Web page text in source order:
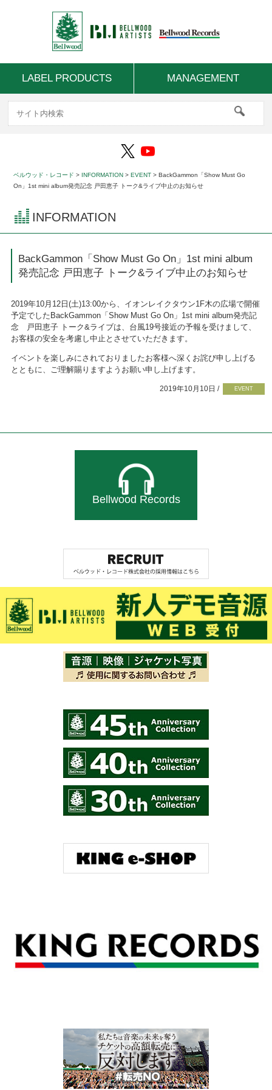
LABEL PRODUCTS MANAGEMENT
ベルウッド・レコード > INFORMATION >EVENT >BackGammon「Show Must Go
On」1st mini album発売記念 戸田恵子 トーク&ライブ中止のお知らせ
INFORMATION
BackGammon「Show Must Go On」1st mini album
発売記念 戸田恵子 トーク&ライブ中止のお知らせ
2019年10月12日(土)13:00から、イオンレイクタウン1F木の広場で開催
予定でしたBackGammon「Show Must Go On」1st mini album発売記
念 戸田恵子 トーク&ライブは、台風19号接近の予報を受けまして、
お客様の安全を考慮し中止とさせていただきます。
イベントを楽しみにされておりましたお客様へ深くお詫び申し上げる
とともに、ご理解賜りますようお願い申し上げます。
2019年10月10日 / EVENT
Bellwood Records